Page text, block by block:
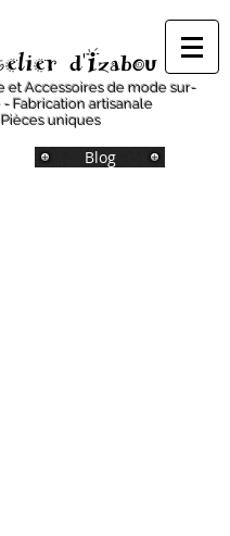
d'Izabou
et Accessoires de mode sur-
Fabrication artisanale
Pièces uniques
Blog